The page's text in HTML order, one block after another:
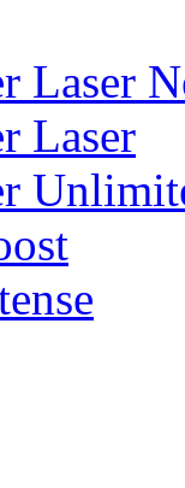
Laser
Laser